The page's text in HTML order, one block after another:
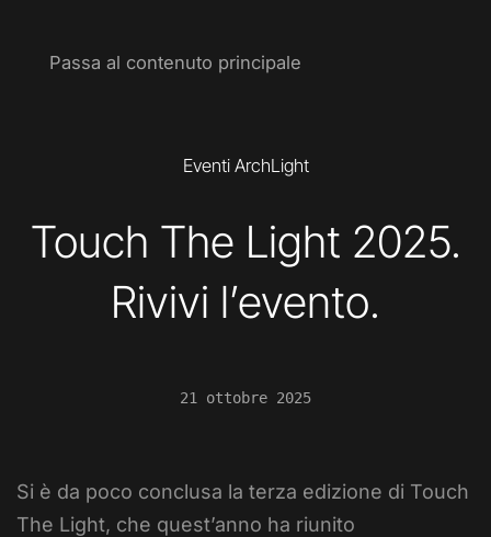
Passa al contenuto principale
Eventi ArchLight
Touch The Light 2025.
Rivivi l’evento.
21 ottobre 2025
Si è da poco conclusa la terza edizione di Touch
The Light, che quest’anno ha riunito